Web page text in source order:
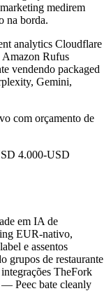
medirem
na borda.
analytics Cloudflare
Amazon Rufus
vendendo packaged
Gemini,
com orçamento de
4.000-USD
em IA de
EUR-nativo,
e assentos
grupos de restaurante
TheFork
Peec bate cleanly